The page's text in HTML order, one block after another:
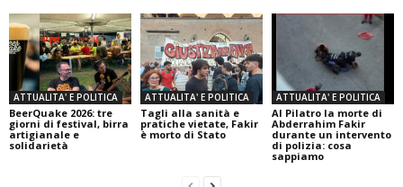
ATTUALITA' E POLITICA
BeerQuake 2026: tre
giorni di festival, birra
artigianale e
solidarietà
ATTUALITA' E POLITICA
Tagli alla sanità e
pratiche vietate, Fakir
è morto di Stato
ATTUALITA' E POLITICA
Al Pilatro la morte di
Abderrahim Fakir
durante un intervento
di polizia: cosa
sappiamo